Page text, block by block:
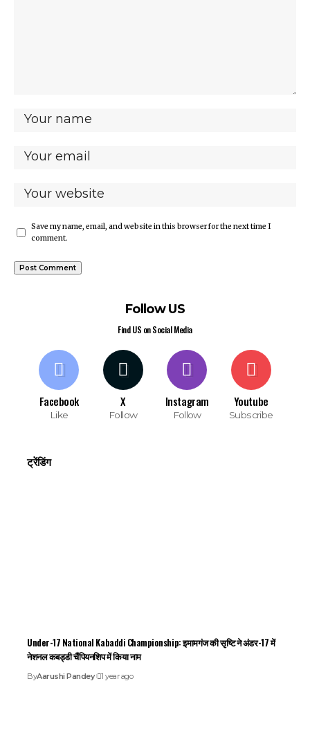
Save my name, email, and website in this browser for the next time I
comment.
Follow US
Find US on Social Media
Facebook
Like
X
Follow
Instagram
Follow
Youtube
Subscribe
ट्रेंडिंग
Under-17 National Kabaddi Championship: इमामगंज की सृष्टि ने अंडर-17 में
नेशनल कबड्डी चैंपियनशिप में किया नाम
ByAarushi Pandey 1 year ago